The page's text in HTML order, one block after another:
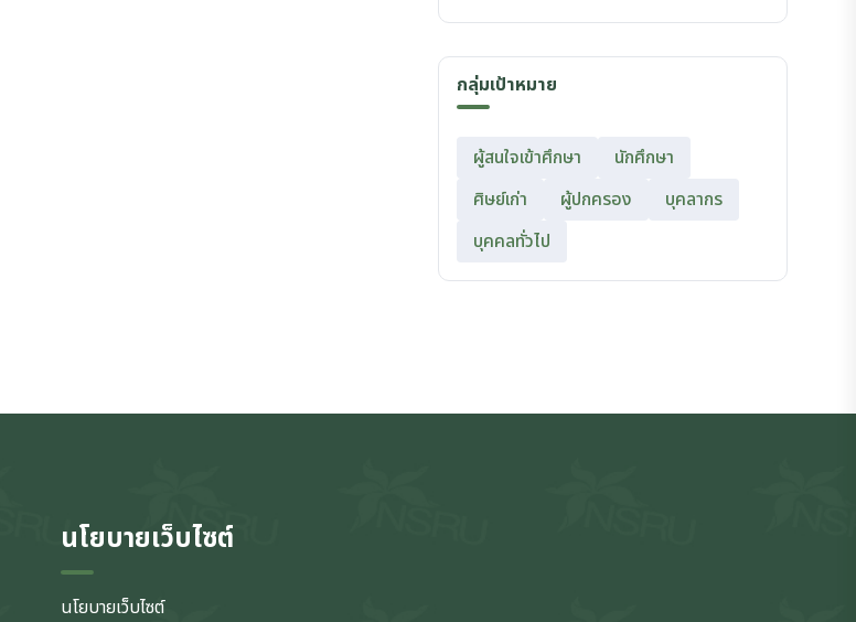
กลุ่มเป้าหมาย
ผู้สนใจเข้าศึกษา
นักศึกษา
ศิษย์เก่า
ผู้ปกครอง
บุคลากร
บุคคลทั่วไป
นโยบายเว็บไซต์
นโยบายเว็บไซต์